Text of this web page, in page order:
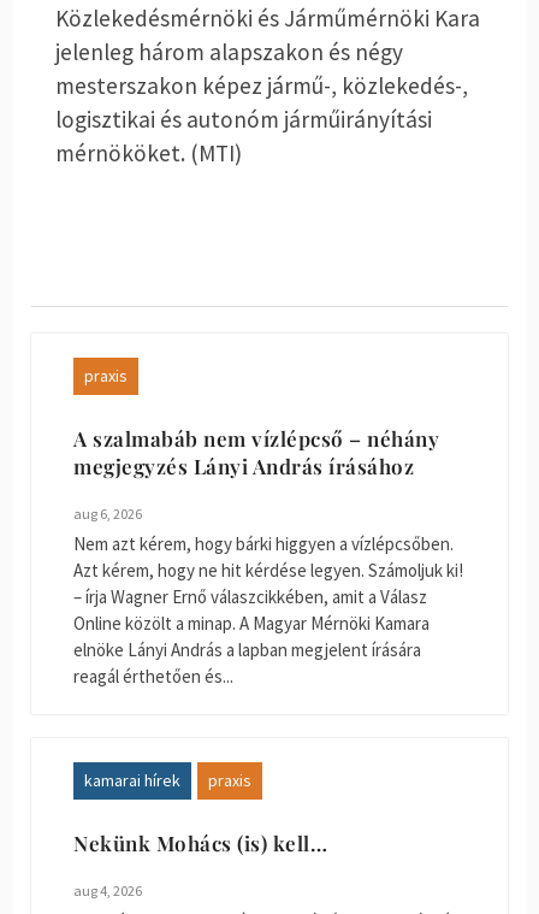
Közlekedésmérnöki és Járműmérnöki Kara
jelenleg három alapszakon és négy
mesterszakon képez jármű-, közlekedés-,
logisztikai és autonóm járműirányítási
mérnököket. (MTI)
praxis
A szalmabáb nem vízlépcső – néhány
megjegyzés Lányi András írásához
aug 6, 2026
Nem azt kérem, hogy bárki higgyen a vízlépcsőben.
Azt kérem, hogy ne hit kérdése legyen. Számoljuk ki!
– írja Wagner Ernő válaszcikkében, amit a Válasz
Online közölt a minap. A Magyar Mérnöki Kamara
elnöke Lányi András a lapban megjelent írására
reagál érthetően és...
kamarai hírek praxis
Nekünk Mohács (is) kell…
aug 4, 2026